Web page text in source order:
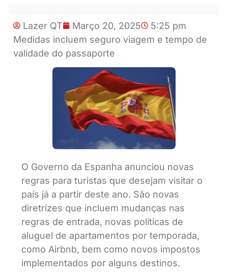
Lazer QT Março 20, 2025
5:25 pm
Medidas incluem seguro viagem e tempo de
validade do passaporte
O Governo da Espanha anunciou novas
regras para turistas que desejam visitar o
país já a partir deste ano. São novas
diretrizes que incluem mudanças nas
regras de entrada, novas políticas de
aluguel de apartamentos por temporada,
como Airbnb, bem como novos impostos
implementados por alguns destinos.